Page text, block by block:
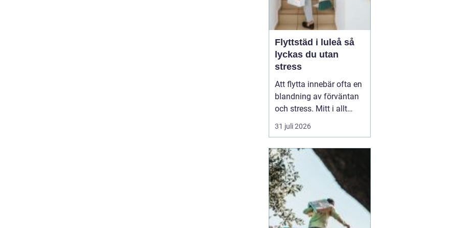
Flyttstäd i luleå så
lyckas du utan
stress
Att flytta innebär ofta en
blandning av förväntan
och stress. Mitt i allt
packande och
planerande dyker en av
upp: flyttstädningen. För
många i Luleå är
flyttstäd Luleå något
som avgör om
besiktningen går
igenom, om
31 juli 2026